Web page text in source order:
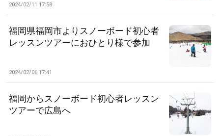
2024/02/11 17:58
福岡県福岡市よりスノーボード初心者
レッスンツアーにおひとり様で参加
2024/02/06 17:41
福岡からスノーボード初心者レッスン
ツアーで広島へ